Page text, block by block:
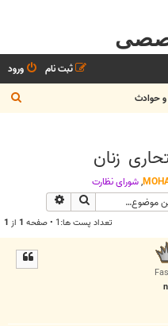
ورود
ثبت نام
و حوادث
س
زنان
,شوراي نظارت
جستجو
تعداد پست ها:1 • صفحه 1 از 1